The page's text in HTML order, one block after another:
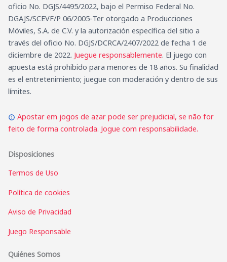
oficio No. DGJS/4495/2022, bajo el Permiso Federal No.
DGAJS/SCEVF/P 06/2005-Ter otorgado a Producciones
Móviles, S.A. de C.V. y la autorización específica del sitio a
través del oficio No. DGJS/DCRCA/2407/2022 de fecha 1 de
diciembre de 2022. Juegue responsablemente. El juego con
apuesta está prohibido para menores de 18 años. Su finalidad
es el entretenimiento; juegue con moderación y dentro de sus
límites.
Apostar em jogos de azar pode ser prejudicial, se não for
feito de forma controlada. Jogue com responsabilidade.
Disposiciones
Termos de Uso
Política de cookies
Aviso de Privacidad
Juego Responsable
Quiénes Somos